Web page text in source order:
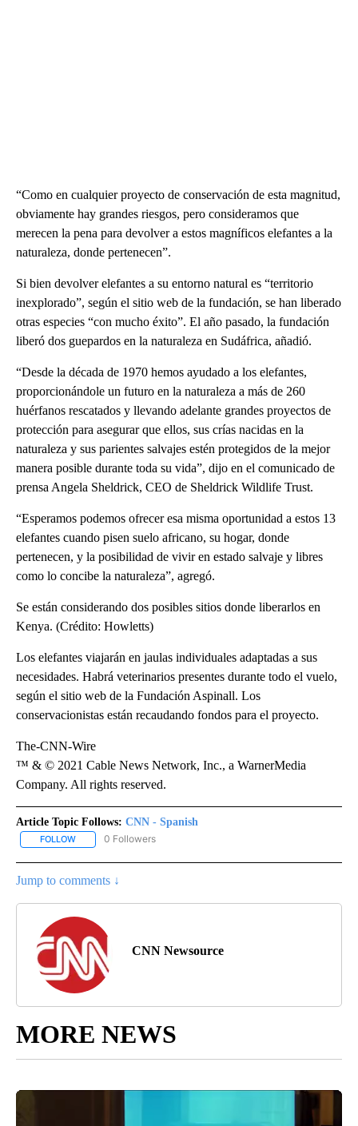
“Como en cualquier proyecto de conservación de esta magnitud,
obviamente hay grandes riesgos, pero consideramos que
merecen la pena para devolver a estos magníficos elefantes a la
naturaleza, donde pertenecen”.
Si bien devolver elefantes a su entorno natural es “territorio
inexplorado”, según el sitio web de la fundación, se han liberado
otras especies “con mucho éxito”. El año pasado, la fundación
liberó dos guepardos en la naturaleza en Sudáfrica, añadió.
“Desde la década de 1970 hemos ayudado a los elefantes,
proporcionándole un futuro en la naturaleza a más de 260
huérfanos rescatados y llevando adelante grandes proyectos de
protección para asegurar que ellos, sus crías nacidas en la
naturaleza y sus parientes salvajes estén protegidos de la mejor
manera posible durante toda su vida”, dijo en el comunicado de
prensa Angela Sheldrick, CEO de Sheldrick Wildlife Trust.
“Esperamos podemos ofrecer esa misma oportunidad a estos 13
elefantes cuando pisen suelo africano, su hogar, donde
pertenecen, y la posibilidad de vivir en estado salvaje y libres
como lo concibe la naturaleza”, agregó.
Se están considerando dos posibles sitios donde liberarlos en
Kenya. (Crédito: Howletts)
Los elefantes viajarán en jaulas individuales adaptadas a sus
necesidades. Habrá veterinarios presentes durante todo el vuelo,
según el sitio web de la Fundación Aspinall. Los
conservacionistas están recaudando fondos para el proyecto.
The-CNN-Wire
™ & © 2021 Cable News Network, Inc., a WarnerMedia
Company. All rights reserved.
Article Topic Follows: CNN - Spanish
FOLLOW FOLLOW "CNN - SPANISH" TO RECEIVE NOTIFICATIONS ABOUT
0 Followers
Jump to comments ↓
CNN Newsource
MORE NEWS